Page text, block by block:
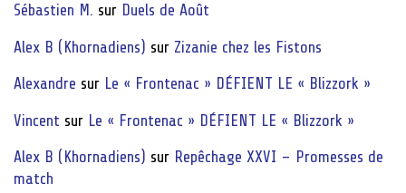
Sébastien M. sur Duels de Août
Alex B (Khornadiens) sur Zizanie chez les Fistons
Alexandre sur Le « Frontenac » DÉFIENT LE « Blizzork »
Vincent sur Le « Frontenac » DÉFIENT LE « Blizzork »
Alex B (Khornadiens) sur Repêchage XXVI – Promesses de
match